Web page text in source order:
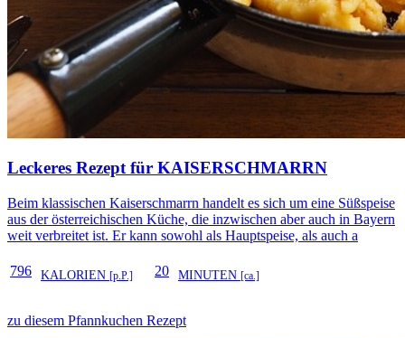
Leckeres Rezept für KAISERSCHMARRN
Beim klassischen Kaiserschmarrn handelt es sich um eine Süßspeise
aus der österreichischen Küche, die inzwischen aber auch in Bayern
weit verbreitet ist. Er kann sowohl als Hauptspeise, als auch a
796 KALORIEN [p.P.] 20 MINUTEN [ca.]
zu diesem Pfannkuchen Rezept